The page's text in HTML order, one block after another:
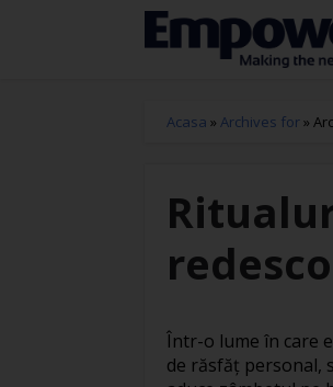
Acasa » Archives for»
Într-o lume în care
de răsfăț personal,